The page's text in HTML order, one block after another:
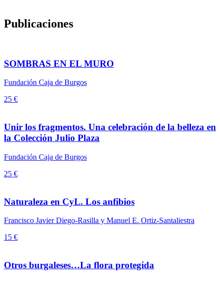
Publicaciones
SOMBRAS EN EL MURO
Fundación Caja de Burgos
25 €
Unir los fragmentos. Una celebración de la belleza en
la Colección Julio Plaza
Fundación Caja de Burgos
25 €
Naturaleza en CyL. Los anfibios
Francisco Javier Diego-Rasilla y Manuel E. Ortiz-Santaliestra
15 €
Otros burgaleses…La flora protegida